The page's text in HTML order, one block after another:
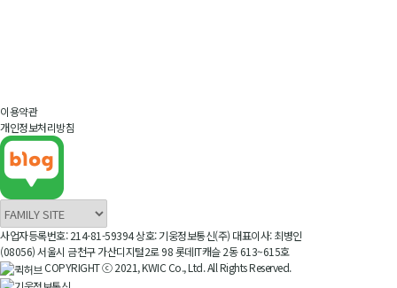
TOP
이용약관
개인정보처리방침
사업자등록번호: 214-81-59394상호: 기웅정보통신(주) 대표이사: 최병인
(08056) 서울시 금천구 가산디지털2로 98 롯데IT캐슬 2동 613~615호
COPYRIGHT ⓒ 2021, KWIC Co., Ltd. All Rights Reserved.